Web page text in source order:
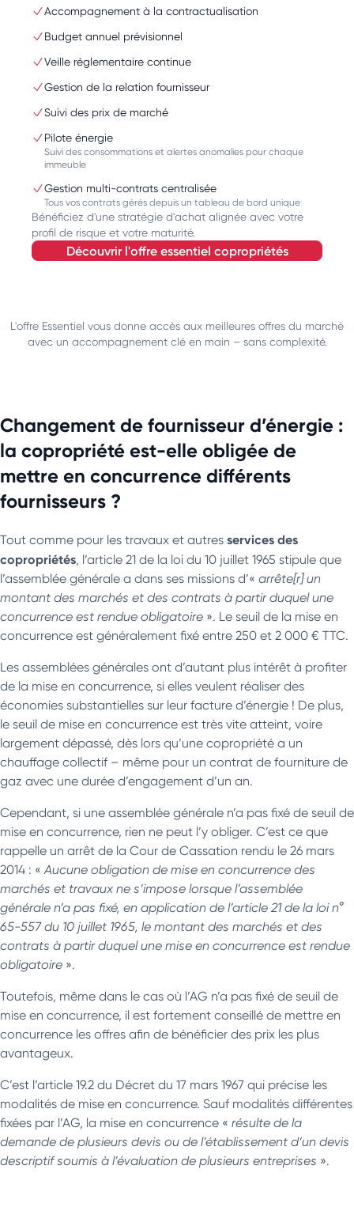
Accompagnement à la contractualisation
Budget annuel prévisionnel
Veille réglementaire continue
Gestion de la relation fournisseur
Suivi des prix de marché
Pilote énergie
Suivi des consommations et alertes anomalies pour chaque
immeuble
Gestion multi-contrats centralisée
Tous vos contrats gérés depuis un tableau de bord unique
Bénéficiez d'une stratégie d'achat alignée avec votre
profil de risque et votre maturité.
découvrir l'offre essentiel copropriétés
L'offre Essentiel vous donne accès aux meilleures offres du marché
avec un accompagnement clé en main – sans complexité.
Changement de fournisseur d’énergie :
la copropriété est-elle obligée de
mettre en concurrence différents
fournisseurs ?
Tout comme pour les travaux et autres services des
copropriétés, l’article 21 de la loi du 10 juillet 1965 stipule que
l’assemblée générale a dans ses missions d’« arrête[r] un
montant des marchés et des contrats à partir duquel une
concurrence est rendue obligatoire ». Le seuil de la mise en
concurrence est généralement fixé entre 250 et 2 000 € TTC.
Les assemblées générales ont d’autant plus intérêt à profiter
de la mise en concurrence, si elles veulent réaliser des
économies substantielles sur leur facture d’énergie ! De plus,
le seuil de mise en concurrence est très vite atteint, voire
largement dépassé, dès lors qu’une copropriété a un
chauffage collectif – même pour un contrat de fourniture de
gaz avec une durée d’engagement d’un an.
Cependant, si une assemblée générale n’a pas fixé de seuil de
mise en concurrence, rien ne peut l’y obliger. C’est ce que
rappelle un arrêt de la Cour de Cassation rendu le 26 mars
2014 : «Aucune obligation de mise en concurrence des
marchés et travaux ne s’impose lorsque l’assemblée
générale n’a pas fixé, en application de l’article 21 de la loi n°
65-557 du 10 juillet 1965, le montant des marchés et des
contrats à partir duquel une mise en concurrence est rendue
obligatoire ».
Toutefois, même dans le cas où l’AG n’a pas fixé de seuil de
mise en concurrence, il est fortement conseillé de mettre en
concurrence les offres afin de bénéficier des prix les plus
avantageux.
C’est l’article 19.2 du Décret du 17 mars 1967 qui précise les
modalités de mise en concurrence. Sauf modalités différentes
fixées par l’AG, la mise en concurrence « résulte de la
demande de plusieurs devis ou de l’établissement d’un devis
descriptif soumis à l’évaluation de plusieurs entreprises ».